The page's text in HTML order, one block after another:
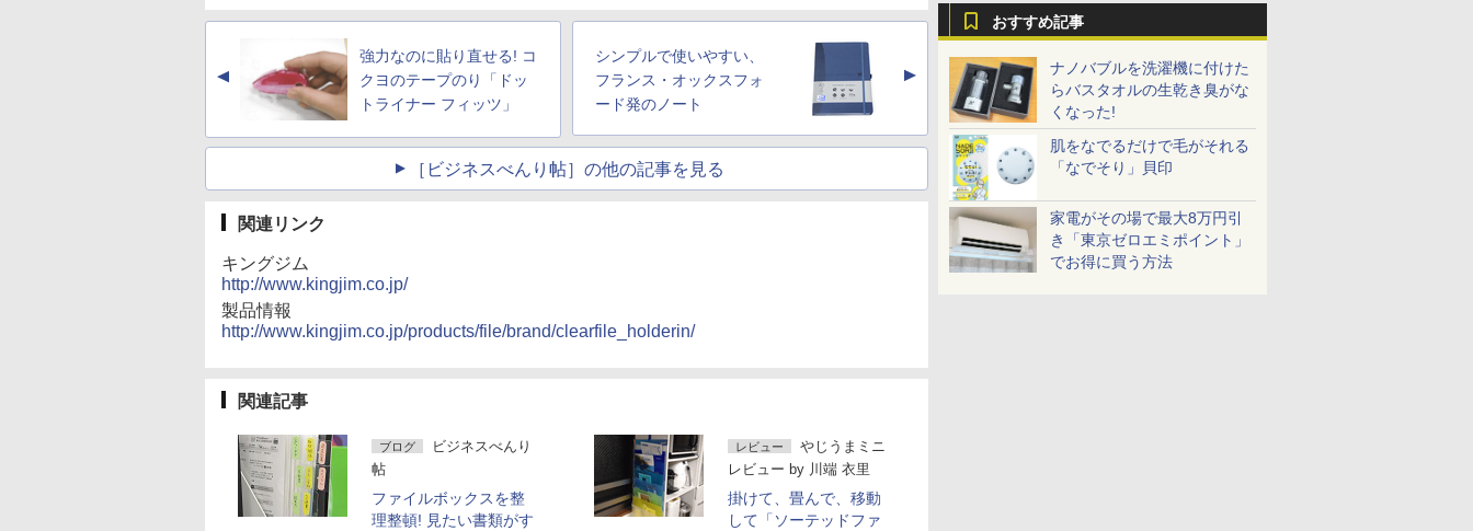
おすすめ記事
ナノバブルを洗濯機に付けた
らバスタオルの生乾き臭がな
くなった!
肌をなでるだけで毛がそれる
「なでそり」貝印
家電がその場で最大8万円引
き「東京ゼロエミポイント」
でお得に買う方法
▲
強力なのに貼り直せる! コ
クヨのテープのり「ドッ
トライナー フィッツ」
シンプルで使いやすい、
フランス・オックスフォ
ード発のノート
▲
［ビジネスべんり帖］の他の記事を見る
関連リンク
キングジム
http://www.kingjim.co.jp/
製品情報
http://www.kingjim.co.jp/products/file/brand/clearfile_holderin/
関連記事
ブログ
ビジネスべんり
帖
ファイルボックスを整
理整頓! 見たい書類がす
レビュー
やじうまミニ
レビュー by 川端 衣里
掛けて、畳んで、移動
して「ソーテッドファ